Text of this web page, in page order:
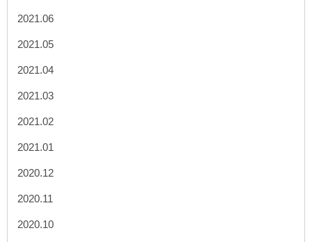
2021.06
2021.05
2021.04
2021.03
2021.02
2021.01
2020.12
2020.11
2020.10